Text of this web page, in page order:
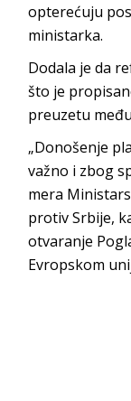
opterećuju
ministarka.
Dodala je da
što je
preuzetu
„Donošenje
važno i zbog
mera
protiv Srbije,
otvaranje
Evropskom